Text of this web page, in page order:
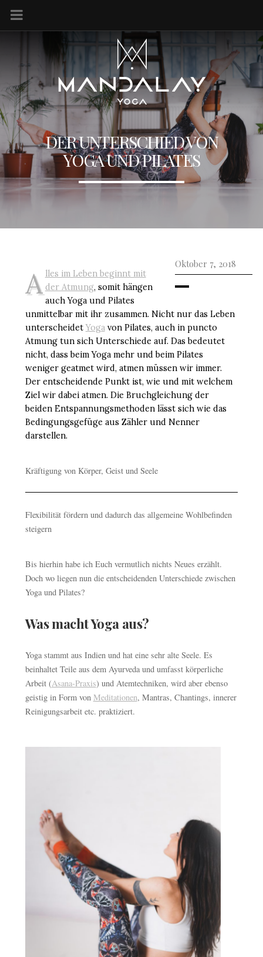
DER UNTERSCHIED VON
YOGA UND PILATES
Oktober 7, 2018
A lles im Leben beginnt mit
der Atmung, somit hängen
auch Yoga und Pilates
unmittelbar mit ihr zusammen. Nicht nur das Leben
unterscheidetYogavon Pilates, auch in puncto
Atmung tun sich Unterschiede auf. Das bedeutet
nicht, dass beim Yoga mehr und beim Pilates
weniger geatmet wird, atmen müssen wir immer.
Der entscheidende Punkt ist, wie und mit welchem
Ziel wir dabei atmen. Die Bruchgleichung der
beiden Entspannungsmethoden lässt sich wie das
Bedingungsgefüge aus Zähler und Nenner
darstellen.
Kräftigung von Körper, Geist und Seele
Flexibilität fördern und dadurch das allgemeine Wohlbefinden
steigern
Bis hierhin habe ich Euch vermutlich nichts Neues erzählt.
Doch wo liegen nun die entscheidenden Unterschiede zwischen
Yoga und Pilates?
Was macht Yoga aus?
Yoga stammt aus Indien und hat eine sehr alte Seele. Es
beinhaltet Teile aus dem Ayurveda und umfasst körperliche
Arbeit (Asana-Praxis) und Atemtechniken, wird aber ebenso
geistig in Form von Meditationen, Mantras, Chantings, innerer
Reinigungsarbeit etc. praktiziert.